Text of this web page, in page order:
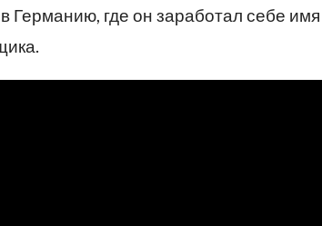
Германию, где он заработал себе имя